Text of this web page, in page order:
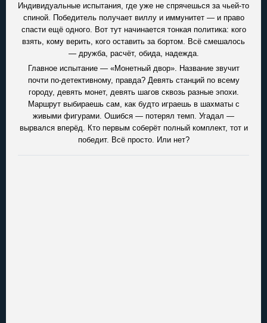
Индивидуальные испытания, где уже не спрячешься за чьей-то
спиной. Победитель получает виллу и иммунитет — и право
спасти ещё одного. Вот тут начинается тонкая политика: кого
взять, кому верить, кого оставить за бортом. Всё смешалось
— дружба, расчёт, обида, надежда.
Главное испытание — «Монетный двор». Название звучит
почти по-детективному, правда? Девять станций по всему
городу, девять монет, девять шагов сквозь разные эпохи.
Маршрут выбираешь сам, как будто играешь в шахматы с
живыми фигурами. Ошибся — потерял темп. Угадал —
вырвался вперёд. Кто первым соберёт полный комплект, тот и
победит. Всё просто. Или нет?